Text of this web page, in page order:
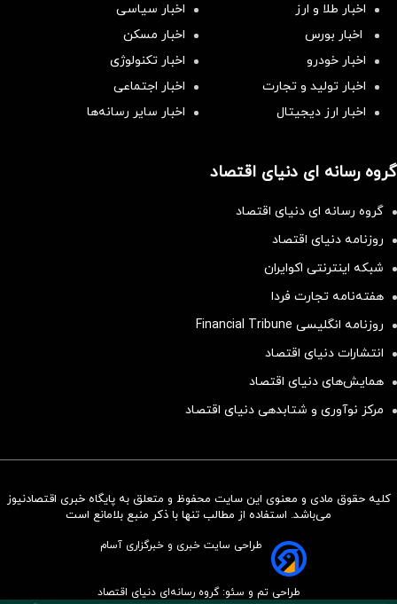
سرمایه‌گذاری همسنگ با شاخص
اخبار طلا و ارز
اخبار سیاسی
اخبار بورس
اخبار مسکن
اخبار خودرو
اخبار تکنولوژی
اخبار تولید و تجارت
اخبار اجتماعی
اخبار ارز دیجیتال
اخبار سایر رسانه‌‌ها
گروه رسانه ای دنیای اقتصاد
گروه رسانه ای دنیای اقتصاد
روزنامه دنیای اقتصاد
شبکه اینترنتی اکوایران
هفته‌نامه تجارت فردا
روزنامه انگلیسی Financial Tribune
انتشارات دنیای اقتصاد
همایش‌های دنیای اقتصاد
مرکز نوآوری و شتابدهی دنیای اقتصاد
کلیه حقوق مادی و معنوی این سایت محفوظ و متعلق به پایگاه خبری اقتصادنیوز
می‌باشد. استفاده از مطالب تنها با ذکر منبع بلامانع است
طراحی سایت خبری و خبرگزاری آسام
طراحی تم و سئو: گروه رسانه‌ای دنیای اقتصاد